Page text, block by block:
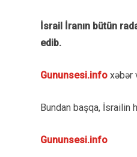
İsrail İranın bütün
edib.
Gununsesi.info xəbər
Bundan başqa, İsrailin
Gununsesi.info